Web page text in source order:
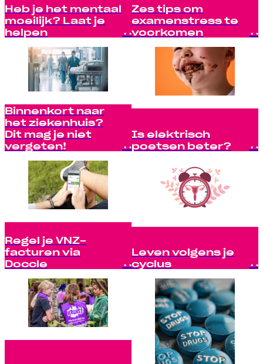
Heb je het mentaal
moeilijk? Laat je
helpen
Zes tips om
examenstress te
voorkomen
Binnenkort naar
het ziekenhuis?
Dit mag je niet
vergeten!
Is elektrisch
poetsen beter?
Regel je VNZ-
facturen via
Doccle
Leven volgens je
cyclus